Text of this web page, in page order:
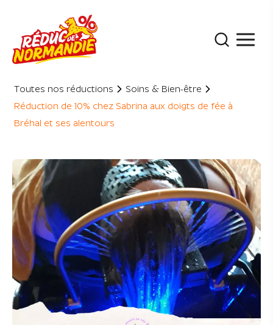
Toutes nos réductions
Soins & Bien-être
Réduction de 10% chez Sabrina aux doigts de fée à
Bréhal et ses alentours